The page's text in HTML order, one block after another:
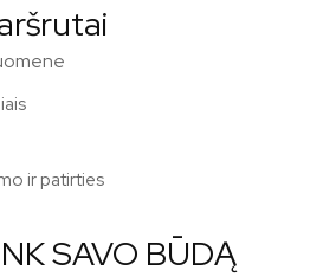
mūsų
bendruomenės ir
tiesiog įveskite savo el. pašto
Nesijaudinkite, mes gerbiame jūsų
ir patirties
SAVO BŪDĄ